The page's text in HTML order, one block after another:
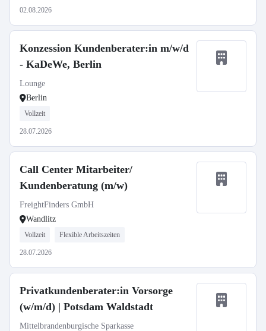
02.08.2026
Konzession Kundenberater:in m/w/d
- KaDeWe, Berlin
Lounge
Berlin
Vollzeit
28.07.2026
Call Center Mitarbeiter/
Kundenberatung (m/w)
FreightFinders GmbH
Wandlitz
Vollzeit Flexible Arbeitszeiten
28.07.2026
Privatkundenberater:in Vorsorge
(w/m/d) | Potsdam Waldstadt
Mittelbrandenburgische Sparkasse